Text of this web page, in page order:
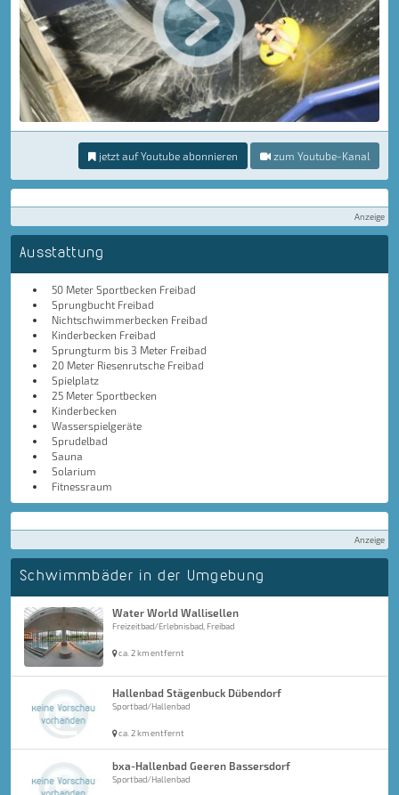
jetzt auf Youtube abonnieren zum Youtube-Kanal
Anzeige
Ausstattung
50 Meter Sportbecken Freibad
Sprungbucht Freibad
Nichtschwimmerbecken Freibad
Kinderbecken Freibad
Sprungturm bis 3 Meter Freibad
20 Meter Riesenrutsche Freibad
Spielplatz
25 Meter Sportbecken
Kinderbecken
Wasserspielgeräte
Sprudelbad
Sauna
Solarium
Fitnessraum
Anzeige
Schwimmbäder in der Umgebung
Water World Wallisellen
Freizeitbad/Erlebnisbad, Freibad
ca. 2 km entfernt
Hallenbad Stägenbuck Dübendorf
Sportbad/Hallenbad
ca. 2 km entfernt
bxa-Hallenbad Geeren Bassersdorf
Sportbad/Hallenbad